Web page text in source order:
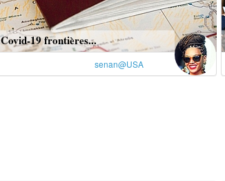
Covid-19 frontières...
senan@USA